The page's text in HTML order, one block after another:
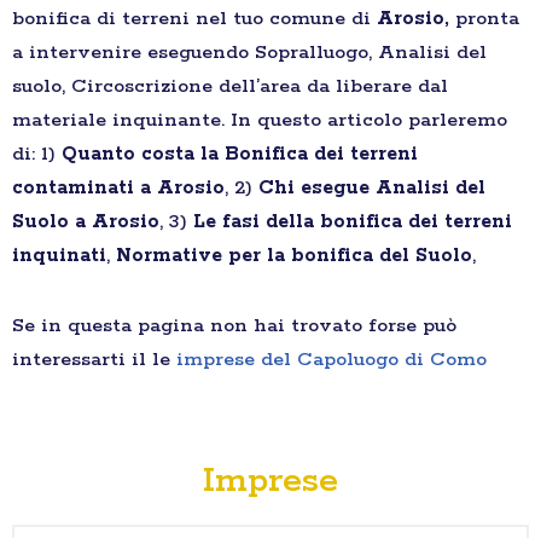
bonifica di terreni nel tuo comune di Arosio, pronta
a intervenire eseguendo Sopralluogo, Analisi del
suolo, Circoscrizione dell’area da liberare dal
materiale inquinante. In questo articolo parleremo
di: 1) Quanto costa la Bonifica dei terreni
contaminati a Arosio, 2) Chi esegue Analisi del
Suolo a Arosio, 3) Le fasi della bonifica dei terreni
inquinati, Normative per la bonifica del Suolo,
Se in questa pagina non hai trovato forse può
interessarti il le imprese del Capoluogo di Como
Imprese